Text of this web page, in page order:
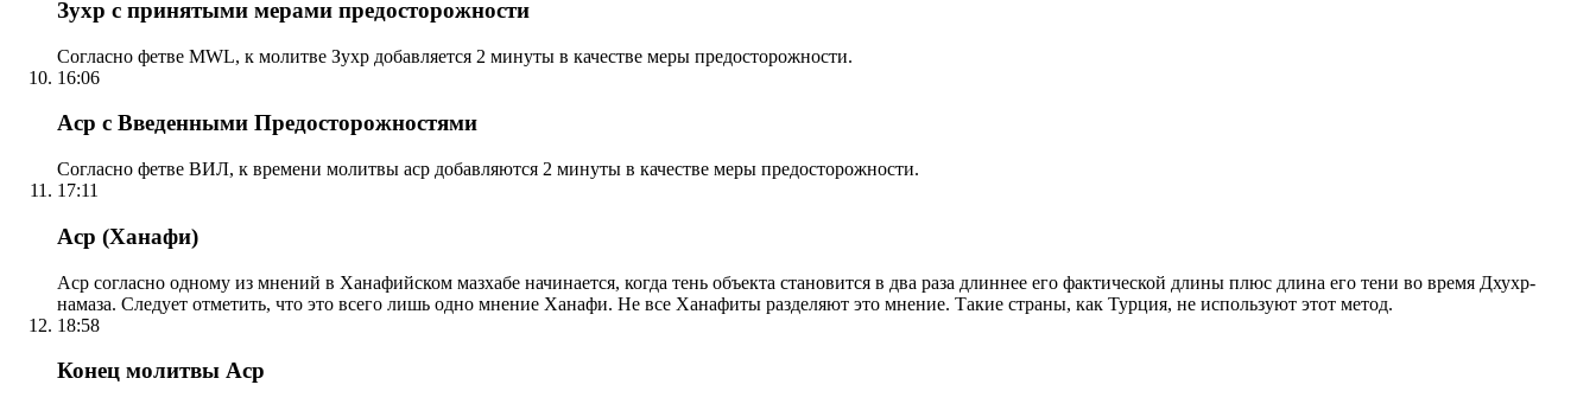
Зухр с принятыми мерами предосторожности
Согласно фетве MWL, к молитве Зухр добавляется 2 минуты в качестве меры предосторожности.
16:06
Аср с Введенными Предосторожностями
Согласно фетве ВИЛ, к времени молитвы аср добавляются 2 минуты в качестве меры предосторожности.
17:11
Аср (Ханафи)
Аср согласно одному из мнений в Ханафийском мазхабе начинается, когда тень объекта становится в два раза длиннее его фактической длины плюс длина его тени во время Дхухр-
намаза. Следует отметить, что это всего лишь одно мнение Ханафи. Не все Ханафиты разделяют это мнение. Такие страны, как Турция, не используют этот метод.
18:58
Конец молитвы Аср